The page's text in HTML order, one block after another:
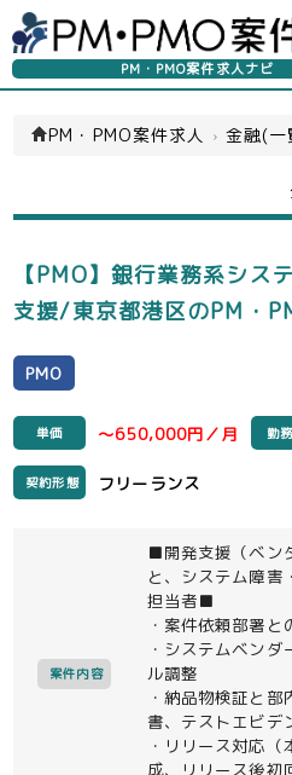
PM・PMO案件求人ナビ
PM・PMO案件求人 › 金融(一
【PMO】銀行業務系シス
支援/東京都港区のPM・
PMO
単価 ～650,000円／月 勤
契約形態 フリーランス
案件内容
■開発支援（ベン
と、システム障害
担当者■
・案件依頼部署
・システムベン
ル調整
・納品物検証と
書、テストエビデ
・リリース対応
成、リリース後初